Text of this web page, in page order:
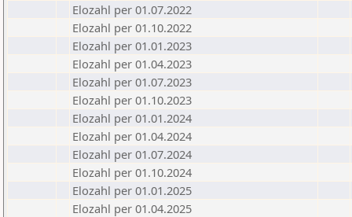
Elozahl per 01.07.2022
Elozahl per 01.10.2022
Elozahl per 01.01.2023
Elozahl per 01.04.2023
Elozahl per 01.07.2023
Elozahl per 01.10.2023
Elozahl per 01.01.2024
Elozahl per 01.04.2024
Elozahl per 01.07.2024
Elozahl per 01.10.2024
Elozahl per 01.01.2025
Elozahl per 01.04.2025